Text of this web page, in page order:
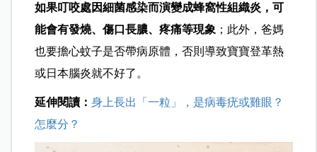
如果叮咬處因細菌感染而演變成蜂窩性組織炎，可
能會有發燒、傷口長膿、疼痛等現象 ；此外，爸媽
也要擔心蚊子是否帶病原體，否則導致寶寶登革熱
或日本腦炎就不好了。
延伸閱讀：身上長出「一粒」，是病毒疣或雞眼？
怎麼分？